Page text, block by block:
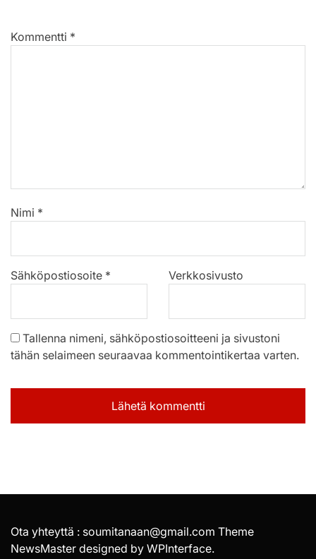
Kommentti *
Nimi *
Sähköpostiosoite * Verkkosivusto
Tallenna nimeni, sähköpostiosoitteeni ja sivustoni
tähän selaimeen seuraavaa kommentointikertaa varten.
Ota yhteyttä : soumitanaan@gmail.com Theme
NewsMaster designed by WPInterface.